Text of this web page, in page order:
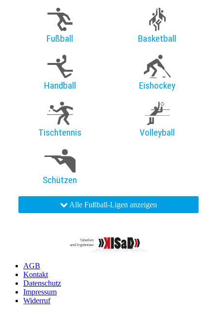
Fußball Basketball
Handball Eishockey
Tischtennis Volleyball
Schützen
Alle Fußball-Ligen anzeigen
AGB
Kontakt
Datenschutz
Impressum
Widerruf